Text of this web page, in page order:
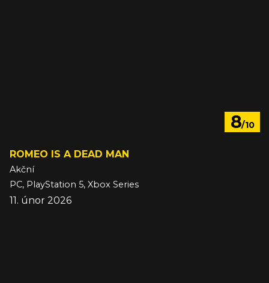
8/10
ROMEO IS A DEAD MAN
Akční
PC, PlayStation 5, Xbox Series
11. únor 2026